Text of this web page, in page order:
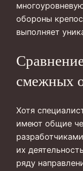
обороны
выполняет
смежных
Хотя
имеют общие
их
ряду